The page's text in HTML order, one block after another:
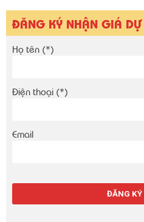
ĐĂNG KÝ NHẬN GIÁ
Họ tên (*)
Điện thoại (*)
Email